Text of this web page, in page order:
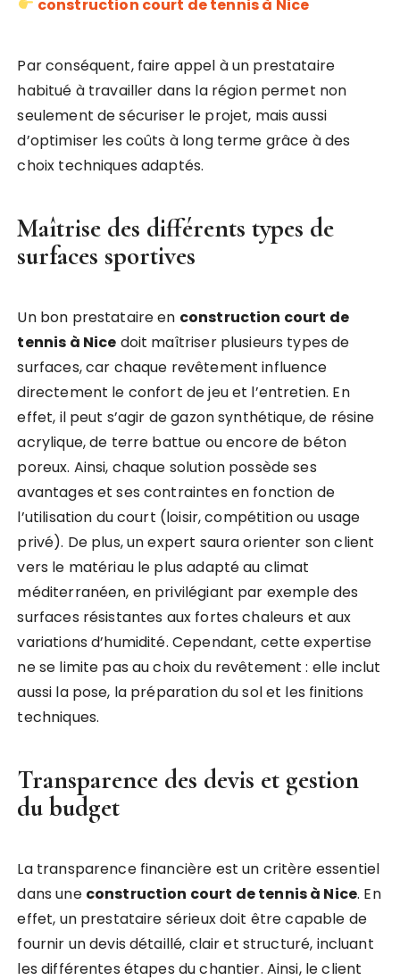
construction court de tennis à Nice
Par conséquent, faire appel à un prestataire
habitué à travailler dans la région permet non
seulement de sécuriser le projet, mais aussi
d’optimiser les coûts à long terme grâce à des
choix techniques adaptés.
Maîtrise des différents types de
surfaces sportives
Un bon prestataire en construction court de
tennis à Nice doit maîtriser plusieurs types de
surfaces, car chaque revêtement influence
directement le confort de jeu et l’entretien. En
effet, il peut s’agir de gazon synthétique, de résine
acrylique, de terre battue ou encore de béton
poreux. Ainsi, chaque solution possède ses
avantages et ses contraintes en fonction de
l’utilisation du court (loisir, compétition ou usage
privé). De plus, un expert saura orienter son client
vers le matériau le plus adapté au climat
méditerranéen, en privilégiant par exemple des
surfaces résistantes aux fortes chaleurs et aux
variations d’humidité. Cependant, cette expertise
ne se limite pas au choix du revêtement : elle inclut
aussi la pose, la préparation du sol et les finitions
techniques.
Transparence des devis et gestion
du budget
La transparence financière est un critère essentiel
dans une construction court de tennis à Nice. En
effet, un prestataire sérieux doit être capable de
fournir un devis détaillé, clair et structuré, incluant
les différentes étapes du chantier. Ainsi, le client